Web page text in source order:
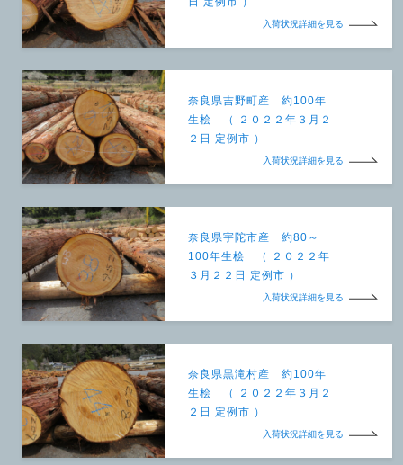
入荷状況詳細を見る
奈良県吉野町産 約100年
生桧 （ ２０２２年３月２
２日 定例市 ）
入荷状況詳細を見る
奈良県宇陀市産 約80～
100年生桧 （ ２０２２年
３月２２日 定例市 ）
入荷状況詳細を見る
奈良県黒滝村産 約100年
生桧 （ ２０２２年３月２
２日 定例市 ）
入荷状況詳細を見る